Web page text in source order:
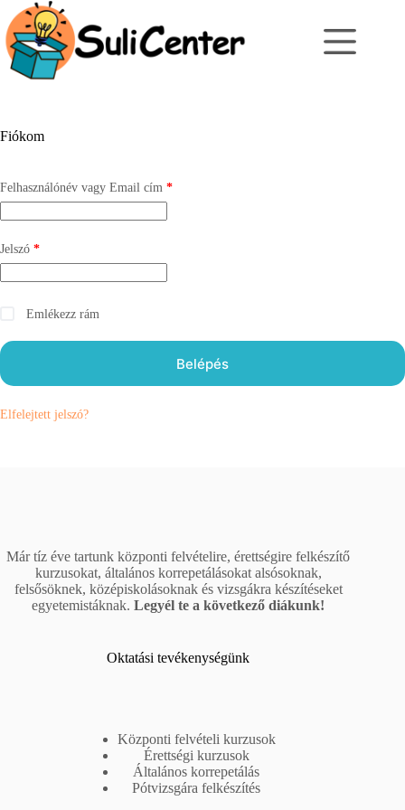
Skip
to
content
Fiókom
Felhasználónév vagy Email cím *Kötelező
Jelszó *Kötelező
Emlékezz rám
Belépés
Elfelejtett jelszó?
Már tíz éve tartunk központi felvételire, érettségire felkészítő
kurzusokat, általános korrepetálásokat alsósoknak,
felsősöknek, középiskolásoknak és vizsgákra készítéseket
egyetemistáknak.Legyél te a következő diákunk!
Oktatási tevékenységünk
Központi felvételi kurzusok
Érettségi kurzusok
Általános korrepetálás
Pótvizsgára felkészítés